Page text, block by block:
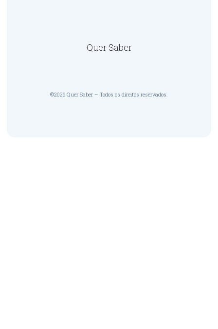
Quer Saber
©2026 Quer Saber – Todos os direitos reservados.